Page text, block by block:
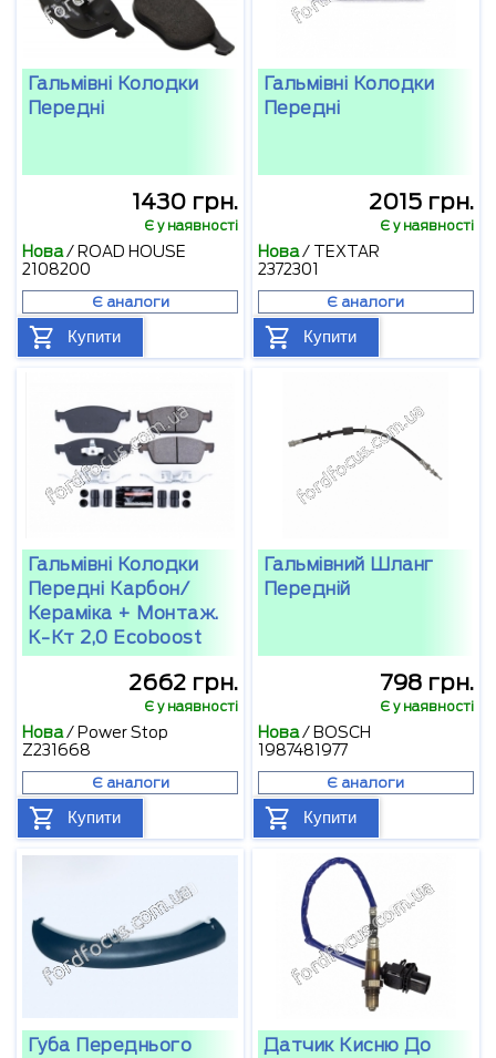
Гальмівні Колодки
Передні
1430 грн.
Є у наявності
Нова/ ROAD HOUSE
2108200
Є аналоги
Купити
Гальмівні Колодки
Передні
2015 грн.
Є у наявності
Нова/ TEXTAR
2372301
Є аналоги
Купити
Гальмівні Колодки
Передні Карбон/
Кераміка + Монтаж.
К-Кт 2,0 Ecoboost
2662 грн.
Є у наявності
Нова/ Power Stop
Z231668
Є аналоги
Купити
Гальмівний Шланг
Передній
798 грн.
Є у наявності
Нова/ BOSCH
1987481977
Є аналоги
Купити
Губа Переднього
Датчик Кисню До